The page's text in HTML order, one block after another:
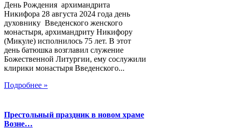
День Рождения архимандрита
Никифора 28 августа 2024 года день
духовнику Введенского женского
монастыря, архимандриту Никифору
(Микуле) исполнилось 75 лет. В этот
день батюшка возглавил служение
Божественной Литургии, ему сослужили
клирики монастыря Введенского...
Подробнее »
Престольный праздник в новом храме
Возне…